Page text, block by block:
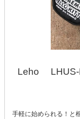
Leho LHUS-
手軽に始められる！と